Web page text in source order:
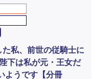
私、前世の従騎士に
下は私が元・王女だ
ようです【分冊